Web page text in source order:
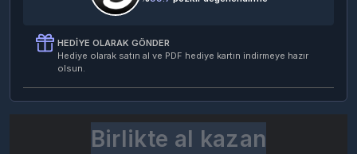
HEDIYE OLARAK GÖNDER
Hediye olarak satın al ve PDF hediye kartın indirmeye hazır
olsun.
Birlikte al kazan